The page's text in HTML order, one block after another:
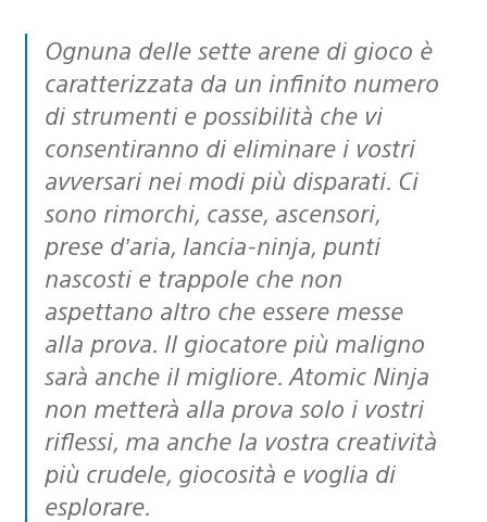
Ognuna delle sette arene di gioco è
caratterizzata da un infinito numero
di strumenti e possibilità che vi
consentiranno di eliminare i vostri
avversari nei modi più disparati. Ci
sono rimorchi, casse, ascensori,
prese d’aria, lancia-ninja, punti
nascosti e trappole che non
aspettano altro che essere messe
alla prova. Il giocatore più maligno
sarà anche il migliore. Atomic Ninja
non metterà alla prova solo i vostri
riflessi, ma anche la vostra creatività
più crudele, giocosità e voglia di
esplorare.